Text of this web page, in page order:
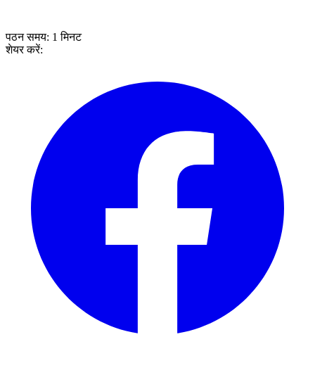
पठन समय: 1 मिनट
शेयर करें: